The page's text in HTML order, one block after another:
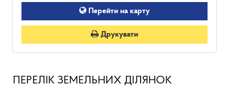
Перейти на карту
Друкувати
ПЕРЕЛІК ЗЕМЕЛЬНИХ ДІЛЯНОК